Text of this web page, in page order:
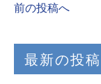
前の投稿へ
最新の投稿